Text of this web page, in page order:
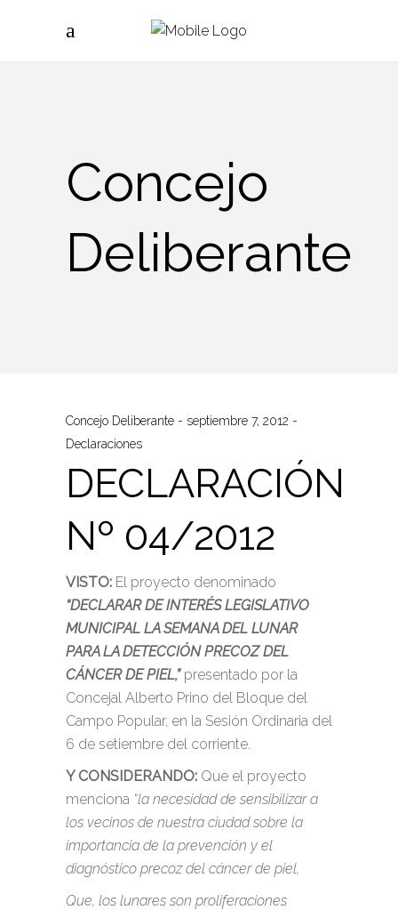
Concejo
Deliberante
Concejo Deliberante
septiembre 7, 2012
Declaraciones
DECLARACIÓN
Nº 04/2012
VISTO: El proyecto denominado
“DECLARAR DE INTERÉS LEGISLATIVO
MUNICIPAL LA SEMANA DEL LUNAR
PARA LA DETECCIÓN PRECOZ DEL
CÁNCER DE PIEL,”presentado por la
Concejal Alberto Prino del Bloque del
Campo Popular, en la Sesión Ordinaria del
6 de setiembre del corriente.
Y CONSIDERANDO: Que el proyecto
menciona “la necesidad de sensibilizar a
los vecinos de nuestra ciudad sobre la
importancia de la prevención y el
diagnóstico precoz del cáncer de piel,
Que, los lunares son proliferaciones